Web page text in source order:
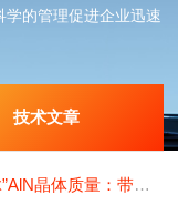
的管理促进企业迅速
技术文章
带隙、无序度与表面形态一览无余